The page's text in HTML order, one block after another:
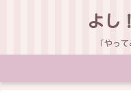
よし
「やっ